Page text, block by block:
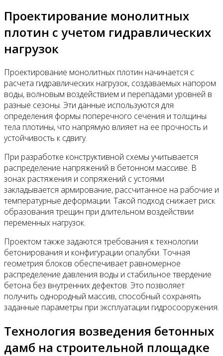
Проектирование монолитных
плотин с учетом гидравлических
нагрузок
Проектирование монолитных плотин начинается с
расчета гидравлических нагрузок, создаваемых напором
воды, волновым воздействием и перепадами уровней в
разные сезоны. Эти данные используются для
определения формы поперечного сечения и толщины
тела плотины, что напрямую влияет на ее прочность и
устойчивость к сдвигу.
При разработке конструктивной схемы учитывается
распределение напряжений в бетонном массиве. В
зонах растяжения и сопряжений с устоями
закладывается армирование, рассчитанное на рабочие и
температурные деформации. Такой подход снижает риск
образования трещин при длительном воздействии
переменных нагрузок.
Проектом также задаются требования к технологии
бетонирования и конфигурации опалубки. Точная
геометрия блоков обеспечивает равномерное
распределение давления воды и стабильное твердение
бетона без внутренних дефектов. Это позволяет
получить однородный массив, способный сохранять
заданные параметры при эксплуатации гидросооружения.
Технология возведения бетонных
дамб на строительной площадке